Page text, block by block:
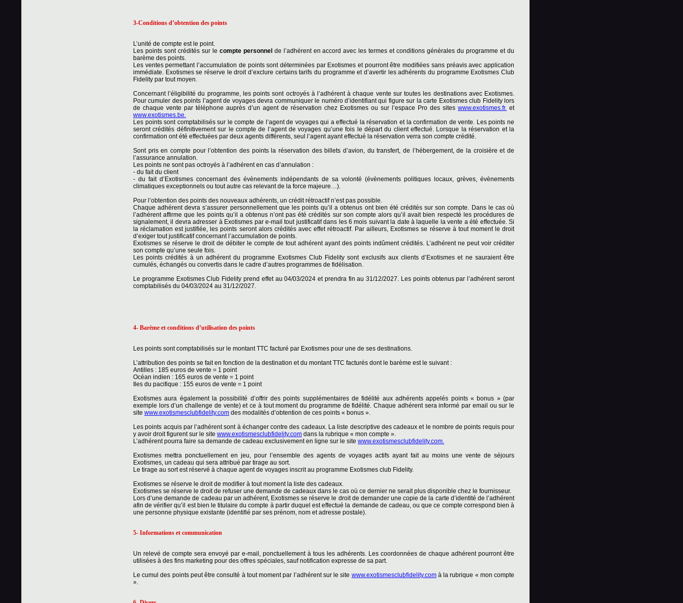
3-Conditions d’obtention des points
L’unité de compte est le point.
Les points sont crédités sur le compte personnel de l’adhérent en accord avec les termes et conditions générales du programme et du
barème des points.
Les ventes permettant l’accumulation de points sont déterminées par Exotismes et pourront être modifiées sans préavis avec application
immédiate. Exotismes se réserve le droit d’exclure certains tarifs du programme et d’avertir les adhérents du programme Exotismes Club
Fidelity par tout moyen.
Concernant l’éligibilité du programme, les points sont octroyés à l’adhérent à chaque vente sur toutes les destinations avec Exotismes.
Pour cumuler des points l’agent de voyages devra communiquer le numéro d’identifiant qui figure sur la carte Exotismes club Fidelity lors
de chaque vente par téléphone auprès d’un agent de réservation chez Exotismes ou sur l’espace Pro des sites www.exotismes.fr. et
www.exotismes.be.
Les points sont comptabilisés sur le compte de l’agent de voyages qui a effectué la réservation et la confirmation de vente. Les points ne
seront crédités définitivement sur le compte de l’agent de voyages qu’une fois le départ du client effectué. Lorsque la réservation et la
confirmation ont été effectuées par deux agents différents, seul l’agent ayant effectué la réservation verra son compte crédité.
Sont pris en compte pour l’obtention des points la réservation des billets d’avion, du transfert, de l’hébergement, de la croisière et de
l’assurance annulation.
Les points ne sont pas octroyés à l’adhérent en cas d’annulation :
- du fait du client
- du fait d’Exotismes concernant des évènements indépendants de sa volonté (évènements politiques locaux, grèves, évènements
climatiques exceptionnels ou tout autre cas relevant de la force majeure…).
Pour l’obtention des points des nouveaux adhérents, un crédit rétroactif n’est pas possible.
Chaque adhérent devra s’assurer personnellement que les points qu’il a obtenus ont bien été crédités sur son compte. Dans le cas où
l’adhérent affirme que les points qu’il a obtenus n’ont pas été crédités sur son compte alors qu’il avait bien respecté les procédures de
signalement, il devra adresser à Exotismes par e-mail tout justificatif dans les 6 mois suivant la date à laquelle la vente a été effectuée. Si
la réclamation est justifiée, les points seront alors crédités avec effet rétroactif. Par ailleurs, Exotismes se réserve à tout moment le droit
d’exiger tout justificatif concernant l’accumulation de points.
Exotismes se réserve le droit de débiter le compte de tout adhérent ayant des points indûment crédités. L’adhérent ne peut voir créditer
son compte qu’une seule fois.
Les points crédités à un adhérent du programme Exotismes Club Fidelity sont exclusifs aux clients d’Exotismes et ne sauraient être
cumulés, échangés ou convertis dans le cadre d’autres programmes de fidélisation.
Le programme Exotismes Club Fidelity prend effet au 04/03/2024 et prendra fin au 31/12/2027. Les points obtenus par l’adhérent seront
comptabilisés du 04/03/2024 au 31/12/2027.
4- Barème et conditions d’utilisation des points
Les points sont comptabilisés sur le montant TTC facturé par Exotismes pour une de ses destinations.
L’attribution des points se fait en fonction de la destination et du montant TTC facturés dont le barème est le suivant :
Antilles : 185 euros de vente = 1 point
Océan indien : 165 euros de vente = 1 point
Iles du pacifique : 155 euros de vente = 1 point
Exotismes aura également la possibilité d’offrir des points supplémentaires de fidélité aux adhérents appelés points « bonus » (par
exemple lors d’un challenge de vente) et ce à tout moment du programme de fidélité. Chaque adhérent sera informé par email ou sur le
site www.exotismesclubfidelity.com des modalités d’obtention de ces points « bonus ».
Les points acquis par l’adhérent sont à échanger contre des cadeaux. La liste descriptive des cadeaux et le nombre de points requis pour
y avoir droit figurent sur le site www.exotismesclubfidelity.com dans la rubrique « mon compte ».
L’adhérent pourra faire sa demande de cadeau exclusivement en ligne sur le site www.exotismesclubfidelity.com.
Exotismes mettra ponctuellement en jeu, pour l’ensemble des agents de voyages actifs ayant fait au moins une vente de séjours
Exotismes, un cadeau qui sera attribué par tirage au sort.
Le tirage au sort est réservé à chaque agent de voyages inscrit au programme Exotismes club Fidelity.
Exotismes se réserve le droit de modifier à tout moment la liste des cadeaux.
Exotismes se réserve le droit de refuser une demande de cadeaux dans le cas où ce dernier ne serait plus disponible chez le fournisseur.
Lors d’une demande de cadeau par un adhérent, Exotismes se réserve le droit de demander une copie de la carte d’identité de l’adhérent
afin de vérifier qu’il est bien le titulaire du compte à partir duquel est effectué la demande de cadeau, ou que ce compte correspond bien à
une personne physique existante (identifié par ses prénom, nom et adresse postale).
5- Informations et communication
Un relevé de compte sera envoyé par e-mail, ponctuellement à tous les adhérents. Les coordonnées de chaque adhérent pourront être
utilisées à des fins marketing pour des offres spéciales, sauf notification expresse de sa part.
Le cumul des points peut être consulté à tout moment par l’adhérent sur le site www.exotismesclubfidelity.comà la rubrique « mon compte
».